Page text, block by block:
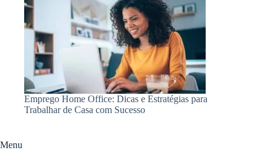
Emprego Home Office: Dicas e Estratégias para
Trabalhar de Casa com Sucesso
Menu